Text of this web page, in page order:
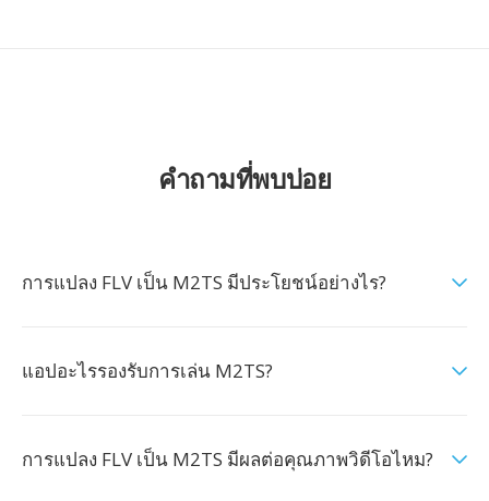
คำถามที่พบบ่อย
การแปลง FLV เป็น M2TS มีประโยชน์อย่างไร?
แอปอะไรรองรับการเล่น M2TS?
การแปลง FLV เป็น M2TS มีผลต่อคุณภาพวิดีโอไหม?